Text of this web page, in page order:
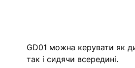
GD01 можна керувати як
так і сидячи всередині.